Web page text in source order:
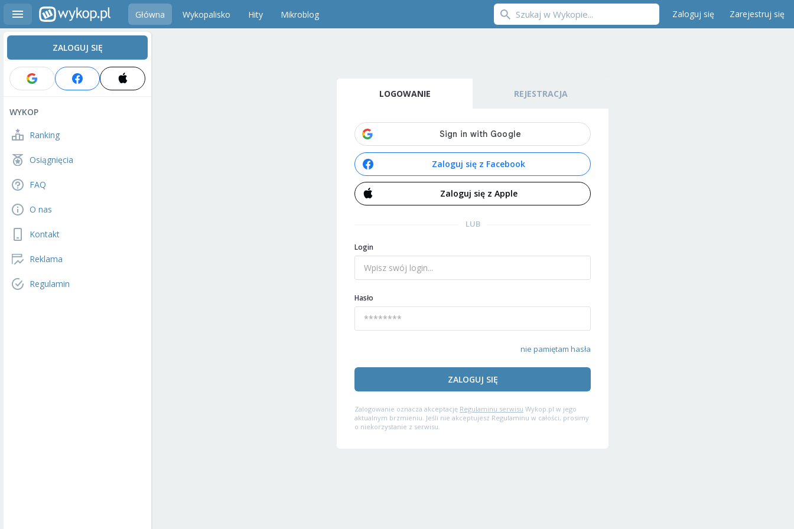
Główna Wykopalisko Hity Mikroblog Zaloguj się Zarejestruj się
ZALOGUJ SIĘ
WYKOP
Ranking
Osiągnięcia
FAQ
O nas
Kontakt
Reklama
Regulamin
LOGOWANIE REJESTRACJA
Zaloguj się z Facebook
Zaloguj się z Apple
LUB
Login
Hasło
nie pamiętam hasła
ZALOGUJ SIĘ
Zalogowanie oznacza akceptację Regulaminu serwisu Wykop.pl w jego
aktualnym brzmieniu. Jeśli nie akceptujesz Regulaminu w całości, prosimy
o niekorzystanie z serwisu.